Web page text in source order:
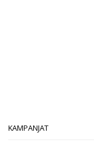
KAMPANJAT